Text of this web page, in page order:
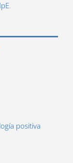
.
positiva